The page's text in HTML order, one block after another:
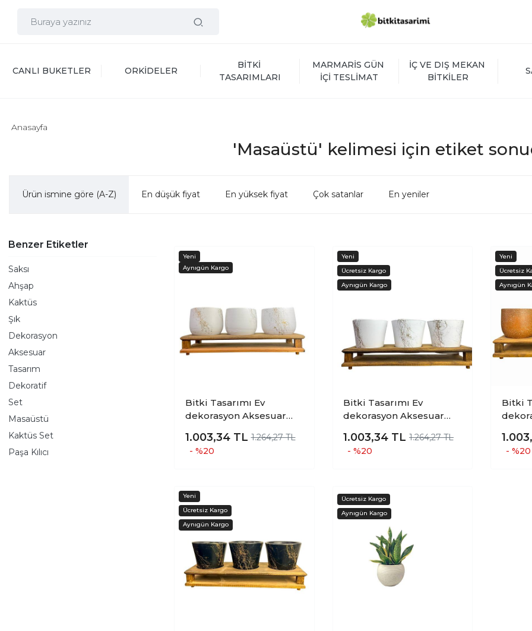
CANLI BUKETLER ORKİDELER
BİTKİ
TASARIMLARI
MARMARİS GÜN
İÇİ TESLİMAT
İÇ VE DIŞ MEKAN
BİTKİLER
'Masaüstü' kelimesi için etiket
Anasayfa
Ürün ismine göre (A-Z) En düşük fiyat En yüksek fiyat Çok satanlar En yeniler
Benzer Etiketler
Saksı
Ahşap
Kaktüs
Şık
Dekorasyon
Aksesuar
Tasarım
Dekoratif
Set
Masaüstü
Kaktüs Set
Paşa Kılıcı
Bitki Tasarımı Ev
dekorasyon Aksesuar
Efektli Toprak Saksı Üçlü
Ahşap Tabanlı Belly
1.003,34 TL 1.264,27 TL
- %20
Bitki Tasarımı Ev
dekorasyon Aksesuar
Efektli Toprak Saksı Üçlü
Ahşap Tabanlı Çiçeklik
1.003,34 TL 1.264,27 TL
- %20
Bitki
Düz
- %20